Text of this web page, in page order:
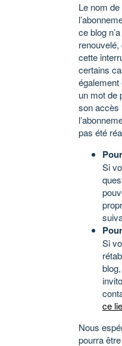
Le nom
ce blog
cette
certains
également
un mot de
son accès
pas été
Si
Si
ce
Nous
pourra